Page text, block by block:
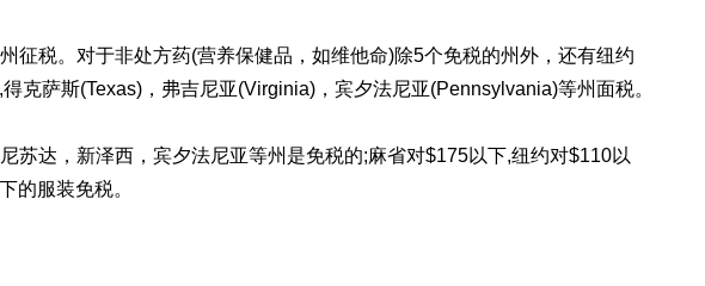
征税。对于非处方药(营养保健品，如维他命)除5个免税的州外，还有纽约
克萨斯(Texas)，弗吉尼亚(Virginia)，宾夕法尼亚(Pennsylvania)等州面税。
苏达，新泽西，宾夕法尼亚等州是免税的;麻省对$175以下,纽约对$110以
的服装免税。